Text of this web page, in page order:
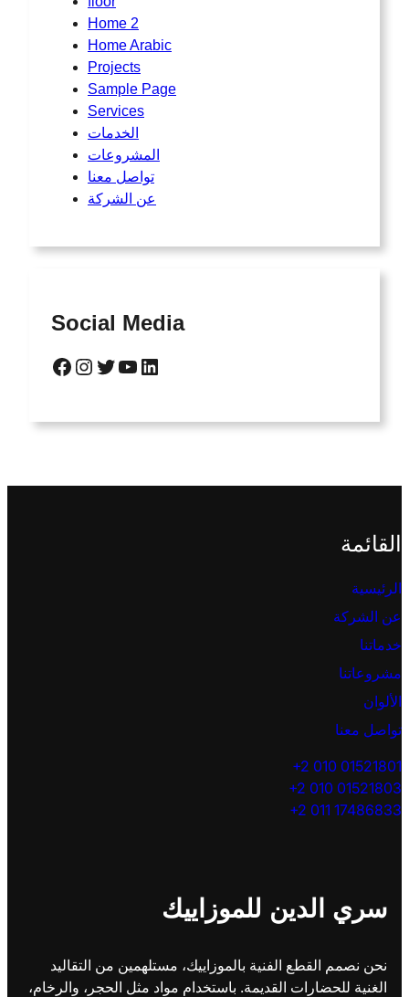
Home 2
Home Arabic
Projects
Sample Page
Services
الخدمات
المشروعات
تواصل معنا
عن الشركة
Social Media
Facebook Instagram Twitter YouTube LinkedIn
القائمة
الرئيسية
عن الشركة
خدماتنا
مشروعاتنا
الألوان
تواصل معنا
+2 010 01521801
+2 010 01521803
+2 011 17486833
سري الدين للموزاييك
نحن نصمم القطع الفنية بالموزاييك، مستلهمين من التقاليد
الغنية للحضارات القديمة. باستخدام مواد مثل الحجر، والرخام،